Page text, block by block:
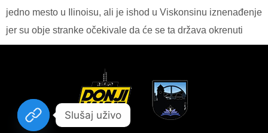
jedno mesto u Ilinoisu, ali je ishod u Viskonsinu iznenađenje
jer su obje stranke očekivale da će se ta država okrenuti
Slušaj uživo